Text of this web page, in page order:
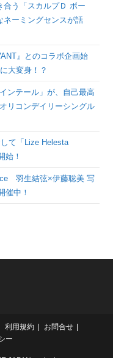
合う「スカルプＤ ボー
ーミングセンスが話
』とのコラボ企画始
大変身！？
ンテール」が、自己最高
リコンデイリーシングル
て「Lize Helesta
始！
羽生結弦×伊藤聡美 写
催中！
利用規約
お問合せ
ー